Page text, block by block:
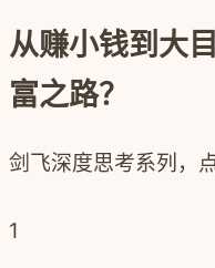
从赚小钱到大
富之路？
剑飞深度思考系列，
1